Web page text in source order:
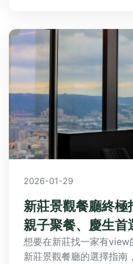
2026-01-29
新莊景觀餐廳終極
親子聚餐、慶生首
想要在新莊找一家有view
新莊景觀餐廳的選擇指南